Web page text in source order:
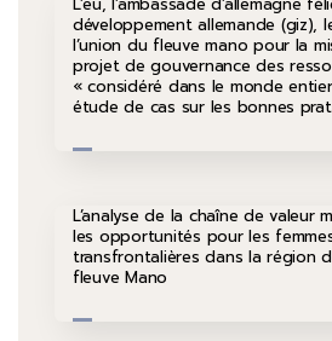
développement allemande (giz),
l’union du fleuve mano pour la
projet de gouvernance des
« considéré dans le monde
étude de cas sur les bonnes
L’analyse de la chaîne de valeur
les opportunités pour les
transfrontalières dans la région
fleuve Mano